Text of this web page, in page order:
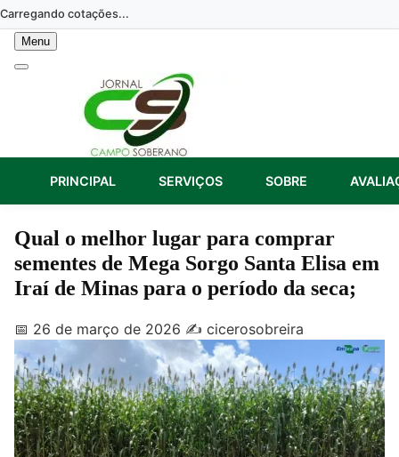
Skip
to
content
Carregando cotações...
Menu
PRINCIPAL SERVIÇOS SOBRE
Qual o melhor lugar para comprar
sementes de Mega Sorgo Santa Elisa em
Iraí de Minas para o período da seca;
📅 26 de março de 2026 ✍️ cicerosobreira